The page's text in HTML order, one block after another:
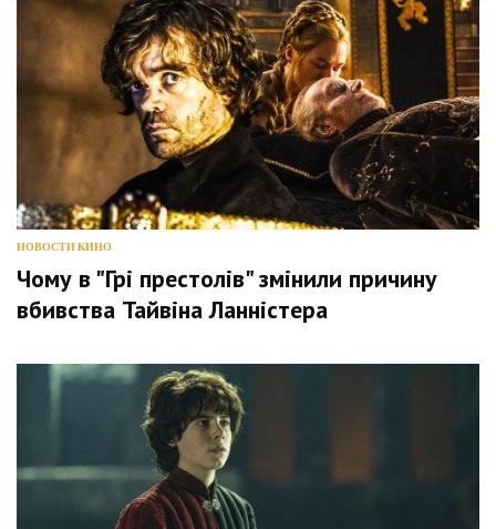
НОВОСТИ КИНО
Чому в "Грі престолів" змінили причину
вбивства Тайвіна Ланністера